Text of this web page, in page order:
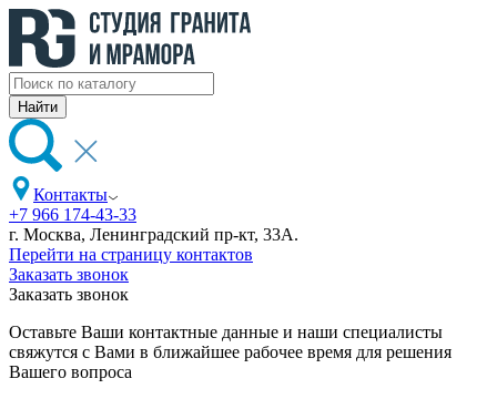
Контакты
+7 966 174-43-33
г. Москва, Ленинградский пр-кт, 33А.
Перейти на страницу контактов
Заказать звонок
Заказать звонок
Оставьте Ваши контактные данные и наши специалисты
свяжутся с Вами в ближайшее рабочее время для решения
Вашего вопроса